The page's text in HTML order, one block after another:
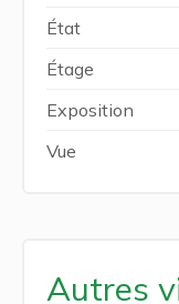
État
Étage
Exposition
Vue
Autres